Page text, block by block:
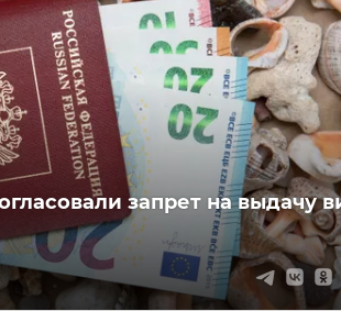
запрет на выдачу